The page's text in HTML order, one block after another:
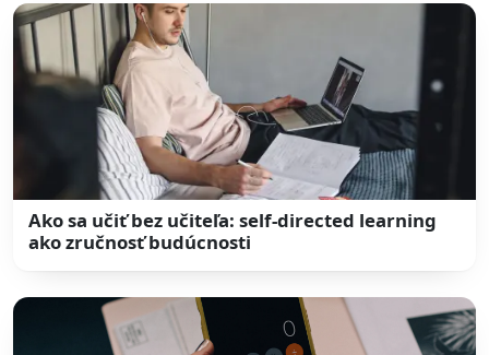
Ako sa učiť bez učiteľa: self-directed learning
ako zručnosť budúcnosti